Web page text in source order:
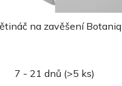
na zavěšení Botaniq
hodnocení
7 - 21 dnů (>5 ks)